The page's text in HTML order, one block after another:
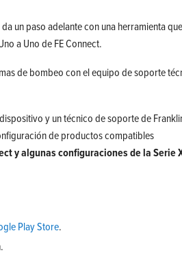
un paso adelante con una herramienta que
a Uno de FE Connect.
de bombeo con el equipo de soporte
y un técnico de soporte de
de productos compatibles
y algunas configuraciones de la Serie
Play Store.